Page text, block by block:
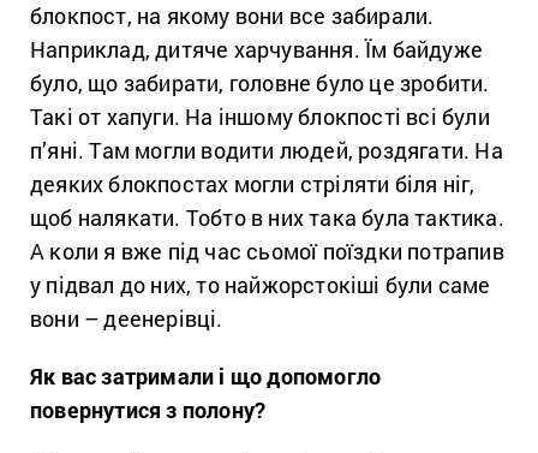
блокпост, на якому вони все забирали.
Наприклад, дитяче харчування. Їм байдуже
було, що забирати, головне було це зробити.
Такі от хапуги. На іншому блокпості всі були
п’яні. Там могли водити людей, роздягати. На
деяких блокпостах могли стріляти біля ніг,
щоб налякати. Тобто в них така була тактика.
А коли я вже під час сьомої поїздки потрапив
у підвал до них, то найжорстокіші були саме
вони – деенерівці.
Як вас затримали і що допомогло
повернутися з полону?